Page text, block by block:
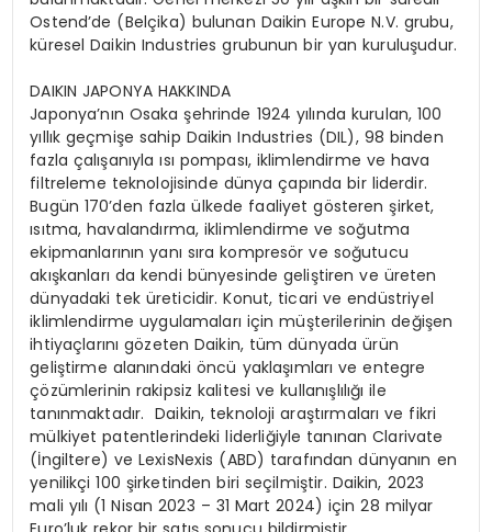
Ostend’de (Belçika) bulunan Daikin Europe N.V. grubu,
küresel Daikin Industries grubunun bir yan kuruluşudur.
DAIKIN JAPONYA HAKKINDA
Japonya’nın Osaka şehrinde 1924 yılında kurulan, 100
yıllık geçmişe sahip Daikin Industries (DIL), 98 binden
fazla çalışanıyla ısı pompası, iklimlendirme ve hava
filtreleme teknolojisinde dünya çapında bir liderdir.
Bugün 170’den fazla ülkede faaliyet gösteren şirket,
ısıtma, havalandırma, iklimlendirme ve soğutma
ekipmanlarının yanı sıra kompresör ve soğutucu
akışkanları da kendi bünyesinde geliştiren ve üreten
dünyadaki tek üreticidir. Konut, ticari ve endüstriyel
iklimlendirme uygulamaları için müşterilerinin değişen
ihtiyaçlarını gözeten Daikin, tüm dünyada ürün
geliştirme alanındaki öncü yaklaşımları ve entegre
çözümlerinin rakipsiz kalitesi ve kullanışlılığı ile
tanınmaktadır. Daikin, teknoloji araştırmaları ve fikri
mülkiyet patentlerindeki liderliğiyle tanınan Clarivate
(İngiltere) ve LexisNexis (ABD) tarafından dünyanın en
yenilikçi 100 şirketinden biri seçilmiştir. Daikin, 2023
mali yılı (1 Nisan 2023 – 31 Mart 2024) için 28 milyar